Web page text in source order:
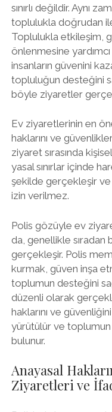
sınırlı değildir. Aynı
toplulukla doğrudan
Toplulukla etkileşim,
önlenmesine
insanların güvenini
topluluğun desteğini
böyle ziyaretler
Ev ziyaretlerinin en
haklarını ve
ziyaret sırasında
yasal sınırlar içinde
şekilde gerçekleşir ve
izin verilmez.
Polis gözüyle ev
da, genellikle sıradan
gerçekleşir. Polis
kurmak, güven inşa
toplumun desteğini
düzenli olarak
haklarını ve
yürütülür ve
bulunur.
Anayasal
Ziyaretleri ve